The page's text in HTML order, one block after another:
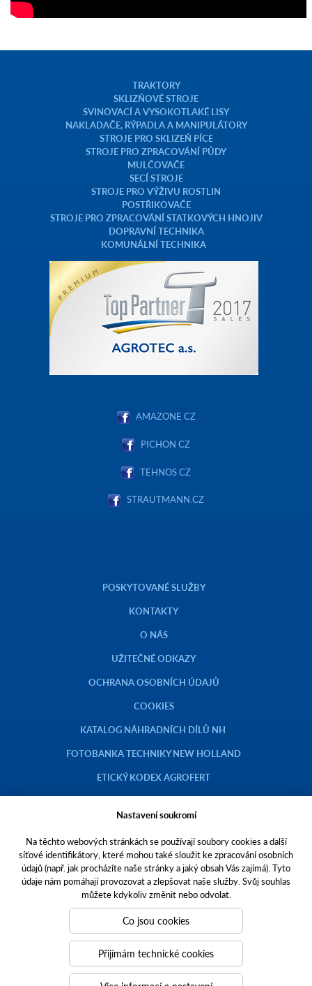
TRAKTORY
SKLIZŇOVÉ STROJE
SVINOVACÍ A VYSOKOTLAKÉ LISY
NAKLADAČE, RÝPADLA A MANIPULÁTORY
STROJE PRO SKLIZEŇ PÍCE
STROJE PRO ZPRACOVÁNÍ PŮDY
MULČOVAČE
SECÍ STROJE
STROJE PRO VÝŽIVU ROSTLIN
POSTŘIKOVAČE
STROJE PRO ZPRACOVÁNÍ STATKOVÝCH HNOJIV
DOPRAVNÍ TECHNIKA
KOMUNÁLNÍ TECHNIKA
AMAZONE CZ
PICHON CZ
TEHNOS CZ
STRAUTMANN.CZ
POSKYTOVANÉ SLUŽBY
KONTAKTY
O NÁS
UŽITEČNÉ ODKAZY
OCHRANA OSOBNÍCH ÚDAJŮ
COOKIES
KATALOG NÁHRADNÍCH DÍLŮ NH
FOTOBANKA TECHNIKY NEW HOLLAND
ETICKÝ KODEX AGROFERT
Copyright © 2023 AGROTEC a.s.
Toto jsou internetové stránky společnosti AGROTEC a. s., se sídlem v
Hustopečích, Brněnská 74, PSČ 69301, IČO 00544957,
zapsané v OR vedeném Krajským soudem v Brně, oddíl B, vložka 138.
Společnost AGROTEC a.s. je členem koncernu AGROFERT řízeného
společností AGROFERT, a.s.,
IČO 26185610, se sídlem na adrese Pyšelská 2327/2, Chodov, 149 00
Praha 4.
webové portály, které vám pomáhají růst. Jsme
Nastavení soukromí
Na těchto webových stránkách se používají soubory cookies a další
síťové identifikátory, které mohou také sloužit ke zpracování osobních
údajů (např. jak procházíte naše stránky a jaký obsah Vás zajímá). Tyto
údaje nám pomáhají provozovat a zlepšovat naše služby. Svůj souhlas
můžete kdykoliv změnit nebo odvolat.
Co jsou cookies
Přijímám technické cookies